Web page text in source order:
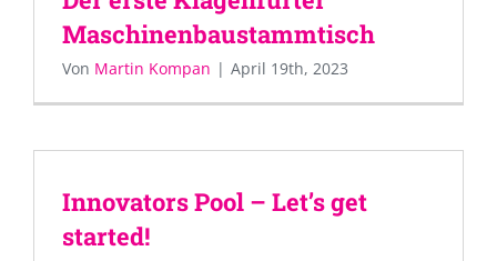
Maschinenbaustammtisch
Von Martin Kompan | April 19th, 2023
Innovators Pool – Let’s get
started!